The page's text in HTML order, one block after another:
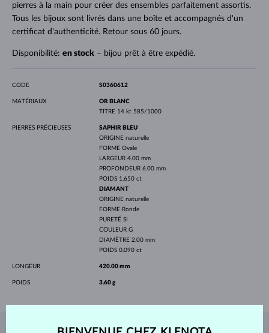
pierres à la main pour créer des ensembles parfaitement assortis.
Tous les bijoux sont livrés dans une boîte et accompagnés d'un
certificat d'authenticité. Retour sous 60 jours.
Disponibilité: en stock– bijou prêt à être expédié.
CODE S0360612
MATÉRIAUX
OR BLANC
TITRE 14 kt 585/1000
PIERRES PRÉCIEUSES
SAPHIR BLEU
ORIGINE naturelle
FORME Ovale
LARGEUR 4.00 mm
PROFONDEUR 6.00 mm
POIDS 1.650 ct
DIAMANT
ORIGINE naturelle
FORME Ronde
PURETÉ SI
COULEUR G
DIAMÈTRE 2.00 mm
POIDS 0.090 ct
LONGEUR 420.00 mm
POIDS 3.60 g